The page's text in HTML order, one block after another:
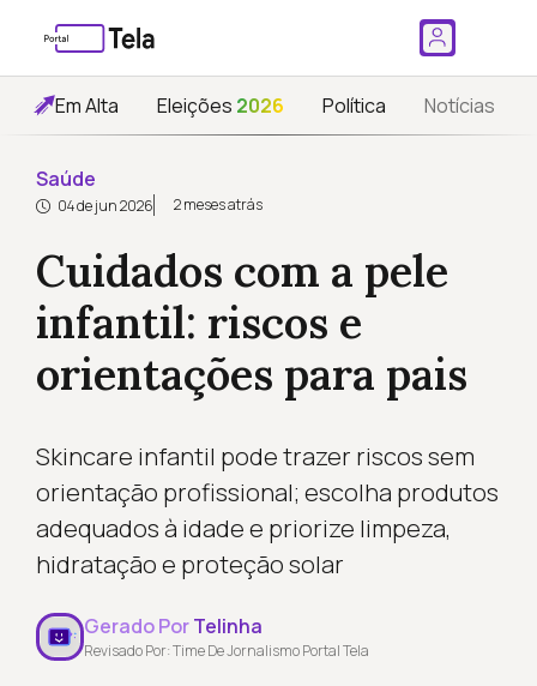
Em Alta Eleições 2026 Política Notícias
Saúde
04 de jun 2026 2 meses atrás
Cuidados com a pele
infantil: riscos e
orientações para pais
Skincare infantil pode trazer riscos sem
orientação profissional; escolha produtos
adequados à idade e priorize limpeza,
hidratação e proteção solar
Gerado PorTelinha
Revisado Por: Time De Jornalismo Portal Tela